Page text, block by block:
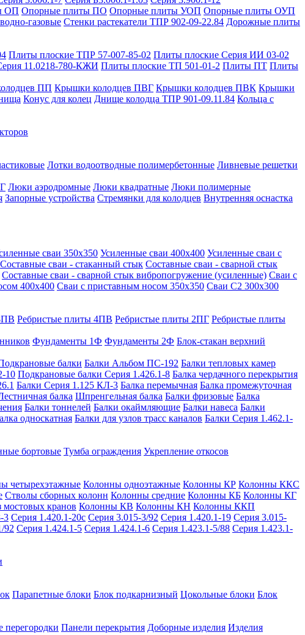
ОП Опорные плиты ПО Опорные плиты УОП Опорные плиты ОУП
газовые Стенки растекатели ТПР 902-09-22.84 Дорожные плиты
Плиты плоские ТПР 57-007-85-02 Плиты плоские Серия ИИ 03-02
11.0218-780-КЖИ Плиты плоские ТП 501-01-2 Плиты ПТ Плиты
ПП Крышки колодцев ПВГ Крышки колодцев ПВК Крышки
Конус для колец Днище колодца ТПР 901-09.11.84 Кольца с
Лотки водоотводные полимербетонные Ливневые решетки
Люки аэродромные Люки квадратные Люки полимерные
Запорные устройства Стремянки для колодцев Внутренняя оснастка
сваи 350х350 Усиленные сваи 400х400 Усиленные сваи с
Составные сваи - стаканный стык Составные сваи - сварной стык
Составные сваи - сварной стык вибропогружение (усиленные) Сваи с
400х400 Сваи с приставным носом 350х350 Сваи С2 300х300
Ребристые плиты 4ПВ Ребристые плиты 2ПГ Ребристые плиты
Фундаменты 1Ф Фундаменты 2Ф Блок-стакан верхний
балки Балки Альбом ПС-192 Балки тепловых камер
10 Подкрановые балки Серия 1.426.1-8 Балка чердачного перекрытия
Балки Серия 1.125 КЛ-3 Балка перемычная Балка промежуточная
балка Шпренгельная балка Балки фризовые Балка
Балки тоннелей Балки окаймляющие Балки навеса Балки
односкатная Балки для узлов трасс каналов Балки Серия 1.462.1-
бортовые Тумба ограждения Укрепление откосов
четырехэтажные Колонны одноэтажные Колонны КР Колонны ККС
Стволы сборных колонн Колонны средние Колонны КБ Колонны КГ
мостовых кранов Колонны КВ Колонны КН Колонны ККП
3 Серия 1.420.1-20с Серия 3.015-3/92 Серия 1.420.1-19 Серия 3.015-
92 Серия 1.424.1-5 Серия 1.424.1-6 Серия 1.423.1-5/88 Серия 1.423.1-
Парапетные блоки Блок подкарнизный Цокольные блоки Блок
Панели перекрытия Доборные изделия Изделия